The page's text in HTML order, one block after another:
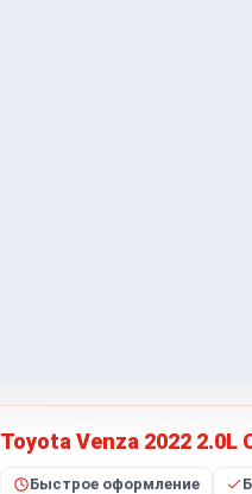
Toyota Venza 2022 2.0L
Быстрое оформление